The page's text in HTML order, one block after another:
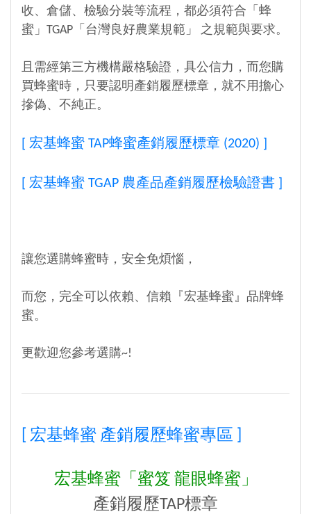
收、倉儲、檢驗分裝等流程，都必須符合「蜂
蜜」TGAP「台灣良好農業規範」 之規範與要求。
且需經第三方機構嚴格驗證，具公信力，而您購
買蜂蜜時，只要認明產銷履歷標章，就不用擔心
摻偽、不純正。
[ 宏基蜂蜜 TAP蜂蜜產銷履歷標章 (2020) ]
[ 宏基蜂蜜 TGAP 農產品產銷履歷檢驗證書 ]
讓您選購蜂蜜時，安全免煩惱，
而您，完全可以依賴、信賴『宏基蜂蜜』品牌蜂
蜜。
更歡迎您參考選購~!
[ 宏基蜂蜜 產銷履歷蜂蜜專區 ]
宏基蜂蜜「蜜笈 龍眼蜂蜜」
產銷履歷TAP標章